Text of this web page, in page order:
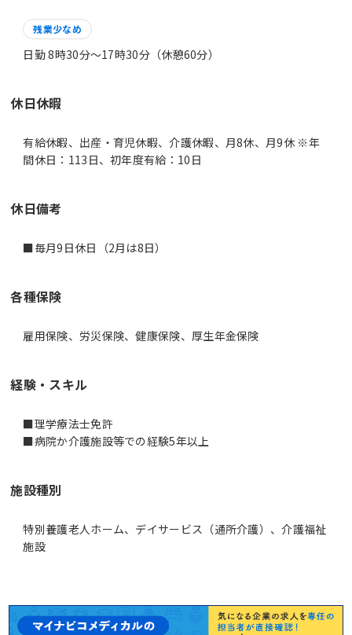
残業少なめ
日勤 8時30分〜17時30分（休憩60分）
休日休暇
有給休暇、出産・育児休暇、介護休暇、月8休、月9休 ※年
間休日：113日、初年度有給：10日
休日備考
■毎月9日休日（2月は8日）
各種保険
雇用保険、労災保険、健康保険、厚生年金保険
経験・スキル
■理学療法士免許
■病院か介護施設等での経験5年以上
施設種別
特別養護老人ホーム、デイサービス（通所介護）、介護福祉
施設